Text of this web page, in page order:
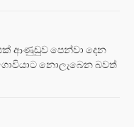
ආණුඩුව පෙන්වා දෙන
නොලැබෙන බවත්